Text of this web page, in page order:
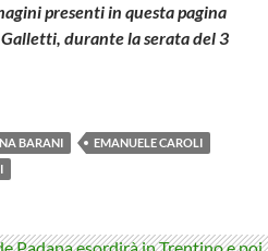
presenti in questa pagina
durante la serata del 3
BARANI
EMANUELE CAROLI